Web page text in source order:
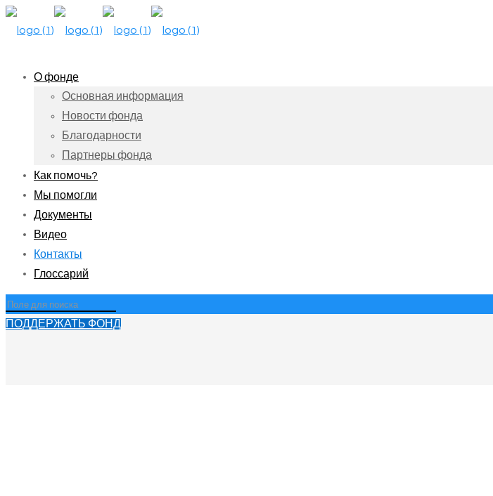
О фонде
Основная информация
Новости фонда
Благодарности
Партнеры фонда
Как помочь?
Мы помогли
Документы
Видео
Контакты
Глоссарий
ПОДДЕРЖАТЬ ФОНД